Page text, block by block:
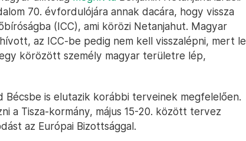
70. évfordulójára annak dacára, hogy vissza
(ICC), ami körözi Netanjahut. Magyar
az ICC-be pedig nem kell visszalépni, mert le
körözött személy magyar területre lép,
Bécsbe is elutazik korábbi terveinek megfelelően.
a Tisza-kormány, május 15-20. között tervez
az Európai Bizottsággal.